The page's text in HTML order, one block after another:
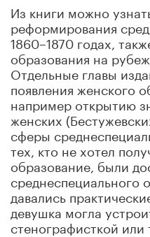
Из книги можно
реформирования
1860–1870 годах,
образования на
Отдельные главы
появления женского
например открытию
женских
сферы
тех, кто не хотел
образование, были
среднеспециального
давались
девушка могла
стенографисткой или